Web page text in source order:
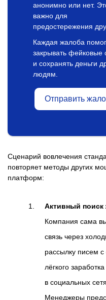
анонимно или нет.
важно для
предостережения
Каждая жалоба
закрывать фейковые
и сохранять деньги
людям.
Отправить
Сценарий вовлечения
повторяет методы других
платформ:
Активный поиск
Компания сама
связь через
рассылку писем
лёгкого
в социальных
Менеджеры